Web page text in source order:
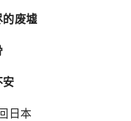
的废墟
安
日本